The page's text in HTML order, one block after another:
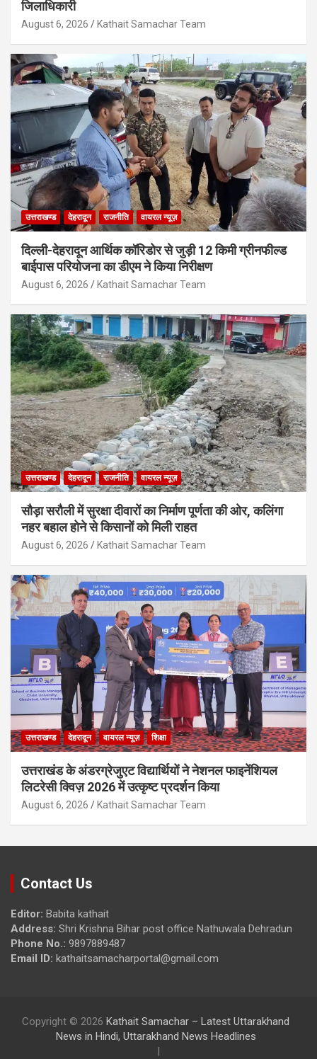
जिलाधिकारी
August 6, 2026 Kathait Samachar Team
उत्तराखण्ड देहरादून राजनीति वायरल न्यूज़
दिल्ली-देहरादून आर्थिक कॉरिडोर से जुड़ी 12 किमी ग्रीनफील्ड
बाईपास परियोजना का डीएम ने किया निरीक्षण
August 6, 2026 Kathait Samachar Team
उत्तराखण्ड देहरादून राजनीति वायरल न्यूज़
सौड़ा सरौली में सुरक्षा दीवारों का निर्माण पूर्णता की ओर, कलिंगा
नहर बहाल होने से किसानों को मिली राहत
August 6, 2026 Kathait Samachar Team
उत्तराखण्ड देहरादून वायरल न्यूज़ शिक्षा
उत्तराखंड के अंडरग्रेजुएट विद्यार्थियों ने नेशनल फाइनेंशियल
लिटरेसी क्विज़ 2026 में उत्कृष्ट प्रदर्शन किया
August 6, 2026 Kathait Samachar Team
Contact Us
Editor: Babita kathait
Address: Shri Krishna Bihar post office Nathuwala Dehradun
Phone No.: 9897889487
Email ID: kathaitsamacharportal@gmail.com
Copyright © 2026 Kathait Samachar – Latest Uttarakhand
News in Hindi, Uttarakhand News Headlines